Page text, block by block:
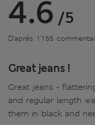
4.6 /5
D’après 1'155
Great jeans !
Great jeans -
and regular length
them in black and